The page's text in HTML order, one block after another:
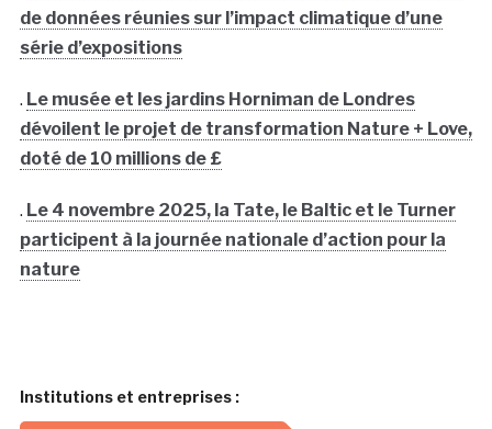
de données réunies sur l’impact climatique d’une
série d’expositions
. Le musée et les jardins Horniman de Londres
dévoilent le projet de transformation Nature + Love,
doté de 10 millions de £
. Le 4 novembre 2025, la Tate, le Baltic et le Turner
participent à la journée nationale d’action pour la
nature
Institutions et entreprises :